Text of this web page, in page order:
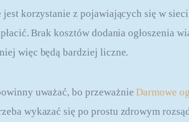
jest korzystanie z pojawiających się w
Brak kosztów dodania ogłoszenia
więc będą bardziej liczne.
uważać, bo przeważnie Darmowe
wykazać się po prostu zdrowym